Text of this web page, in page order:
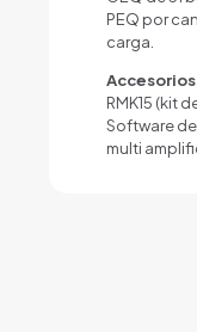
PEQ por
carga.
RMK15 (kit
Software
multi